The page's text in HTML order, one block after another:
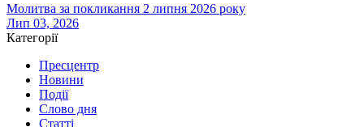
Молитва за покликання 2 липня 2026 року
Лип 03, 2026
Категорії
Пресцентр
Новини
Події
Слово дня
Статті